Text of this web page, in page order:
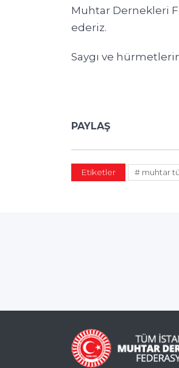
Muhtar Dernekleri
ederiz.
Saygı ve
PAYLAŞ
Etiketler # muhtar